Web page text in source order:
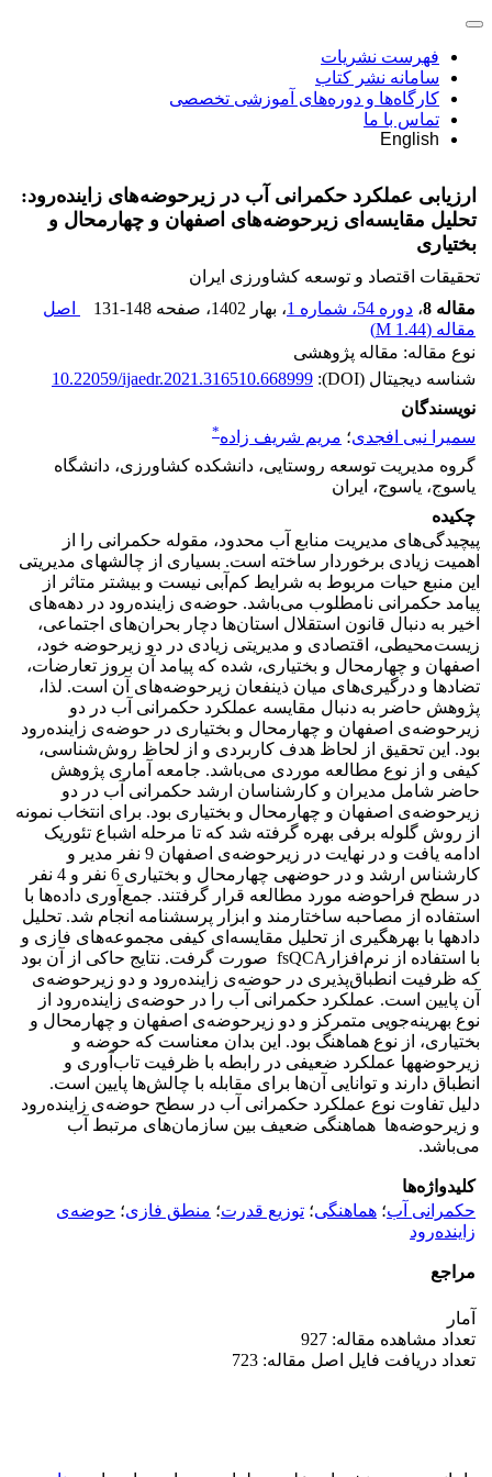
فهرست نشریات
سامانه نشر کتاب
کارگاه‌ها و دوره‌های آموزشی تخصصی
تماس با ما
English
ارزیابی عملکرد حکمرانی آب در زیرحوضه‌های زاینده‌رود:
تحلیل مقایسه‌ای زیرحوضه‌های اصفهان و چهارمحال و
بختیاری
تحقیقات اقتصاد و توسعه کشاورزی ایران
مقاله 8
، دوره 54، شماره 1 ، بهار 1402 ، صفحه 131-148
اصل
مقاله (1.44 M
)
نوع مقاله: مقاله پژوهشی
شناسه دیجیتال (DOI):
10.22059/ijaedr.2021.316510.668999
نویسندگان
سمیرا نبی افجدی؛ مریم شریف زاده*
گروه مدیریت توسعه روستایی، دانشکده کشاورزی، دانشگاه
یاسوج، یاسوج، ایران
چکیده
پیچیدگی‌های مدیریت منابع آب محدود، مقوله حکمرانی را از
اهمیت زیادی برخوردار ساخته است. بسیاری از چالش­های مدیریتی
این منبع حیات مربوط به شرایط کم‌آبی نیست و بیشتر متاثر از
پیامد حکمرانی نامطلوب می‌باشد. حوضه‌ی زاینده‌رود در دهه‌های
اخیر به دنبال قانون استقلال استان‌ها دچار بحران‌های اجتماعی،
زیست‌محیطی، اقتصادی و مدیریتی زیادی در دو زیرحوضه خود،
اصفهان و چهارمحال و بختیاری، شده که پیامد آن بروز تعارضات،
تضادها و درگیری‌های میان ذینفعان زیرحوضه‌های آن است. لذا،
پژوهش حاضر به دنبال مقایسه عملکرد حکمرانی آب در دو
زیرحوضه‌ی اصفهان و چهارمحال و بختیاری در حوضه‌ی زاینده‌رود
بود. این تحقیق از لحاظ هدف کاربردی و از لحاظ روش‌شناسی،
کیفی و از نوع مطالعه موردی می‌باشد. جامعه­ آماری پژوهش
حاضر شامل مدیران و کارشناسان ارشد حکمرانی آب در دو
زیرحوضه‌ی اصفهان و چهارمحال و بختیاری بود. برای انتخاب نمونه
از روش گلوله برفی بهره گرفته شد که تا مرحله اشباع تئوریک
ادامه یافت و در نهایت در زیرحوضه‌ی اصفهان 9 نفر مدیر و
کارشناس ارشد و در حوضه­ی چهارمحال و بختیاری 6 نفر و 4 نفر
در سطح فراحوضه مورد مطالعه قرار گرفتند. جمع‌آوری داده‌ها با
استفاده از مصاحبه ساختارمند و ابزار پرسشنامه انجام شد. تحلیل
داده­ها با بهره­گیری از تحلیل مقایسه‌ای کیفی مجموعه‌های فازی و
با استفاده از نرم‌افزارfsQCA صورت گرفت. نتایج حاکی از آن بود
که ظرفیت انطباق‌پذیری در حوضه‌ی زاینده‌رود و دو زیرحوضه‌ی
آن پایین است. عملکرد حکمرانی آب را در حوضه‌ی زاینده‌رود از
نوع بهرینه‌جویی متمرکز و دو زیرحوضه‌ی اصفهان و چهارمحال و
بختیاری، از نوع هماهنگ بود. این بدان معناست که حوضه و
زیرحوضه­ها عملکرد ضعیفی در رابطه با ظرفیت تاب‌آوری و
انطباق​​ دارند و توانایی آن‌ها برای مقابله با چالش‌ها پایین است.
دلیل تفاوت نوع عملکرد حکمرانی آب در سطح حوضه‌ی زاینده‌رود
و زیرحوضه‌ها هماهنگی ضعیف بین سازمان‌های مرتبط آب
می‌باشد.
کلیدواژه‌ها
حکمرانی آب؛ هماهنگی؛ توزیع قدرت؛ منطق فازی؛ حوضه‌ی
زاینده‌رود
مراجع
آمار
تعداد مشاهده مقاله: 927
تعداد دریافت فایل اصل مقاله: 723